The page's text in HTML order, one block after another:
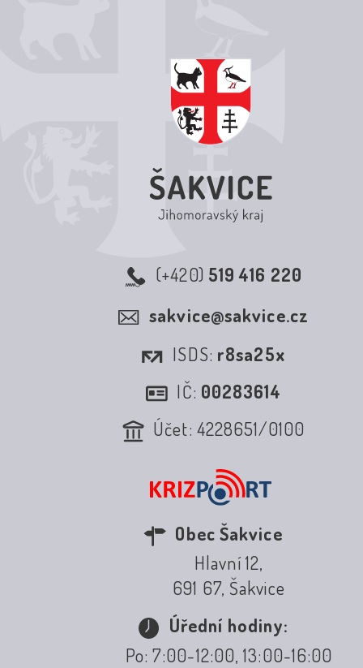
(+420) 519 416 220
sakvice@sakvice.cz
ISDS: r8sa25x
IČ: 00283614
Účet: 4228651/0100
Obec Šakvice
Hlavní 12,
691 67, Šakvice
Úřední hodiny:
Po: 7:00-12:00, 13:00-16:00